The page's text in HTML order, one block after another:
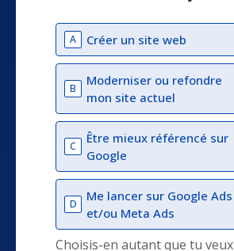
A Créer un site web
B
Moderniser ou refondre
mon site actuel
C
Être mieux référencé sur
Google
D
Me lancer sur Google Ads
et/ou Meta Ads
Choisis-en autant que tu veux